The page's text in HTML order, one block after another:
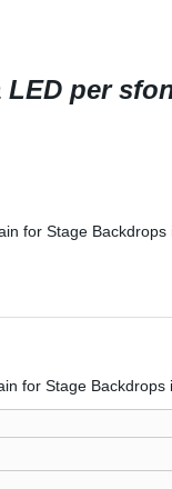
LED per
V.